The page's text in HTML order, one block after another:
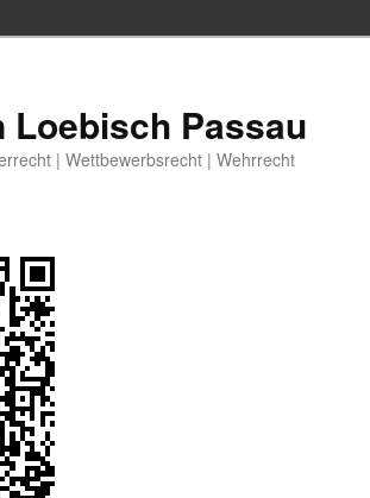
Loebisch Passau
| Wettbewerbsrecht | Wehrrecht